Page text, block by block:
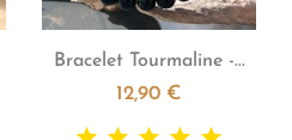
Aperçu rapide
Bracelet Tourmaline -...
12,90 €